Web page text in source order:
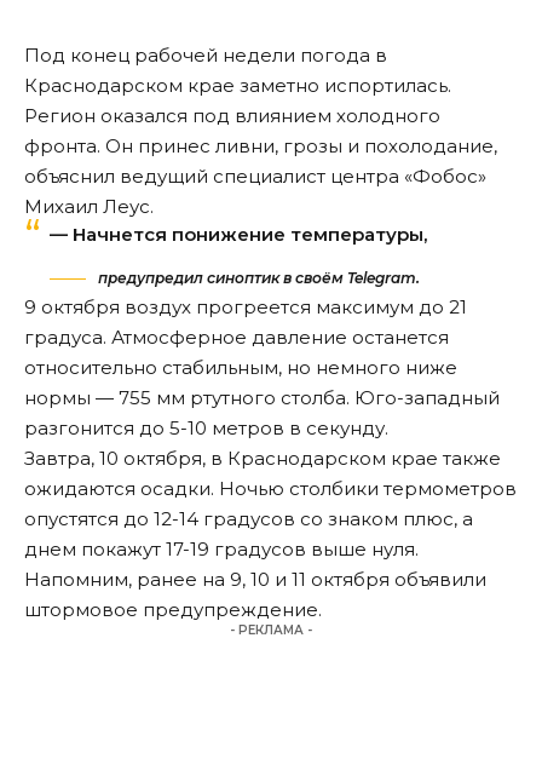
Под конец рабочей недели погода в
Краснодарском крае заметно испортилась.
Регион оказался под влиянием холодного
фронта. Он принес ливни, грозы и похолодание,
объяснил ведущий специалист центра «Фобос»
Михаил Леус.
— Начнется понижение температуры,
предупредил синоптик в своём Telegram.
9 октября воздух прогреется максимум до 21
градуса. Атмосферное давление останется
относительно стабильным, но немного ниже
нормы — 755 мм ртутного столба. Юго-западный
разгонится до 5-10 метров в секунду.
Завтра, 10 октября, в Краснодарском крае также
ожидаются осадки. Ночью столбики термометров
опустятся до 12-14 градусов со знаком плюс, а
днем покажут 17-19 градусов выше нуля.
Напомним, ранее на 9, 10 и 11 октября объявили
штормовое предупреждение.
- РЕКЛАМА -